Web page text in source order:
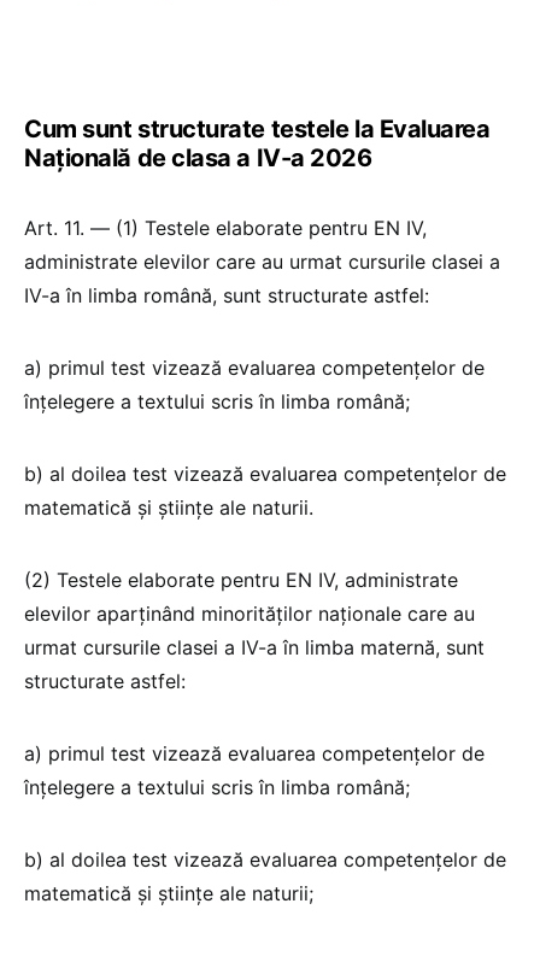
Cum sunt structurate testele la Evaluarea
Națională de clasa a IV-a 2026
Art. 11. — (1) Testele elaborate pentru EN IV,
administrate elevilor care au urmat cursurile clasei a
IV-a în limba română, sunt structurate astfel:
a) primul test vizează evaluarea competențelor de
înțelegere a textului scris în limba română;
b) al doilea test vizează evaluarea competențelor de
matematică și științe ale naturii.
(2) Testele elaborate pentru EN IV, administrate
elevilor aparținând minorităților naționale care au
urmat cursurile clasei a IV-a în limba maternă, sunt
structurate astfel:
a) primul test vizează evaluarea competențelor de
înțelegere a textului scris în limba română;
b) al doilea test vizează evaluarea competențelor de
matematică și științe ale naturii;